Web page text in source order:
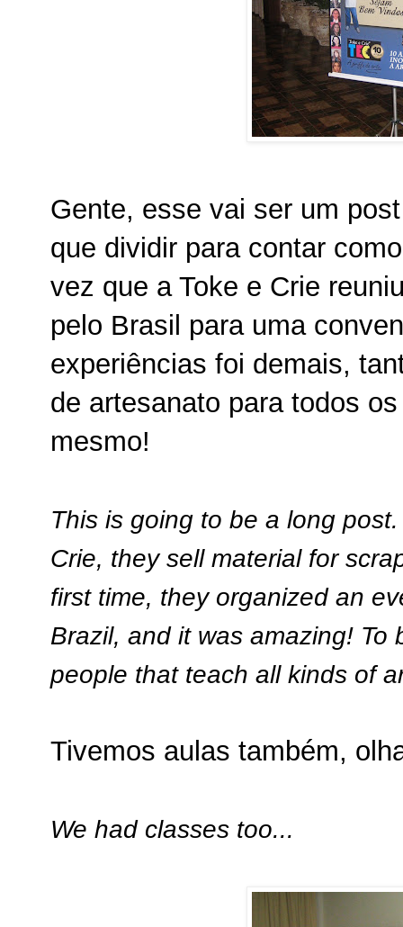
Gente, esse vai ser um
que dividir para contar
vez que a Toke e Crie
pelo Brasil para uma
experiências foi demais,
de artesanato para todos
mesmo!
This is going to be a long
Crie, they sell material for
first time, they organized an
Brazil, and it was amazing!
people that teach all kinds of
Tivemos aulas também,
We had classes too...